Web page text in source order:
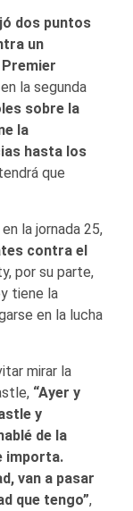
dos puntos
un
Premier
la segunda
sobre la
la
hasta los
que
la jornada 25,
contra el
por su parte,
tiene la
en la lucha
mirar la
“Ayer y
y
de la
importa.
van a pasar
que tengo”,